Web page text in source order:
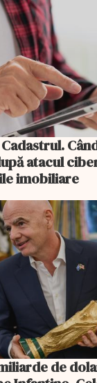
atacul
imobiliare
de